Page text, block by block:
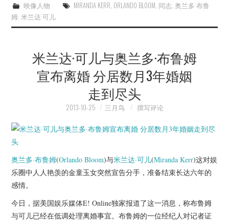
映像人物 MIRANDA KERR, ORLANDO BLOOM, 同志, 奥兰多·布鲁
姆,米兰达·可儿
米兰达·可儿与奥兰多·布鲁姆
宣布离婚 分居数月3年婚姻
走到尽头
2013-10-25 三月鸟 撰写评论
奥兰多·布鲁姆(Orlando Bloom)与米兰达·可儿(Miranda Kerr)这对娱
乐圈中人人艳羡的金童玉女突然宣告分手，准备结束长达六年的
感情。
今日，据美国娱乐媒体E! Online独家报道了这一消息，称布鲁姆
与可儿已经在低调处理离婚事宜。布鲁姆的一位经纪人对记者证